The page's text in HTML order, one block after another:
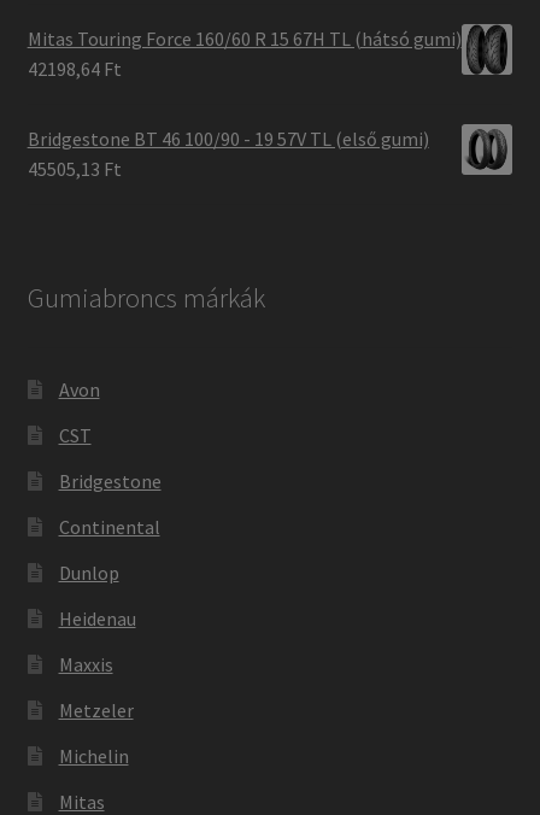
Mitas Touring Force 160/60 R 15 67H TL (hátsó gumi)
42198,64 Ft
Bridgestone BT 46 100/90 - 19 57V TL (első gumi)
45505,13 Ft
Gumiabroncs márkák
Avon
CST
Bridgestone
Continental
Dunlop
Heidenau
Maxxis
Metzeler
Michelin
Mitas